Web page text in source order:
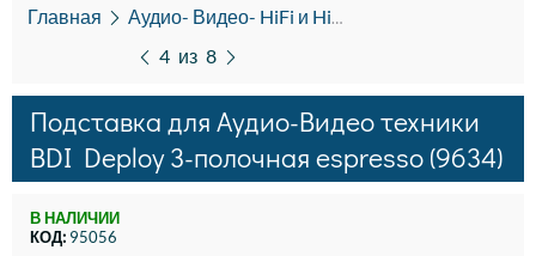
Главная Аудио- Видео- HiFi и HiEND
4 из 8
Подставка для Аудио-Видео техники
BDI Deploy 3-полочная espresso (9634)
В НАЛИЧИИ
КОД: 95056